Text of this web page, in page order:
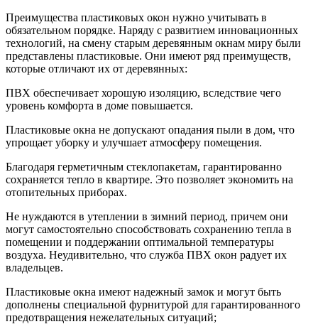
Преимущества пластиковых окон нужно учитывать в
обязательном порядке. Наряду с развитием инновационных
технологий, на смену старым деревянным окнам миру были
представлены пластиковые. Они имеют ряд преимуществ,
которые отличают их от деревянных:
ПВХ обеспечивает хорошую изоляцию, вследствие чего
уровень комфорта в доме повышается.
Пластиковые окна не допускают опадания пыли в дом, что
упрощает уборку и улучшает атмосферу помещения.
Благодаря герметичным стеклопакетам, гарантированно
сохраняется тепло в квартире. Это позволяет экономить на
отопительных приборах.
Не нуждаются в утеплении в зимний период, причем они
могут самостоятельно способствовать сохранению тепла в
помещении и поддержании оптимальной температуры
воздуха. Неудивительно, что служба ПВХ окон радует их
владельцев.
Пластиковые окна имеют надежный замок и могут быть
дополнены специальной фурнитурой для гарантированного
предотвращения нежелательных ситуаций;